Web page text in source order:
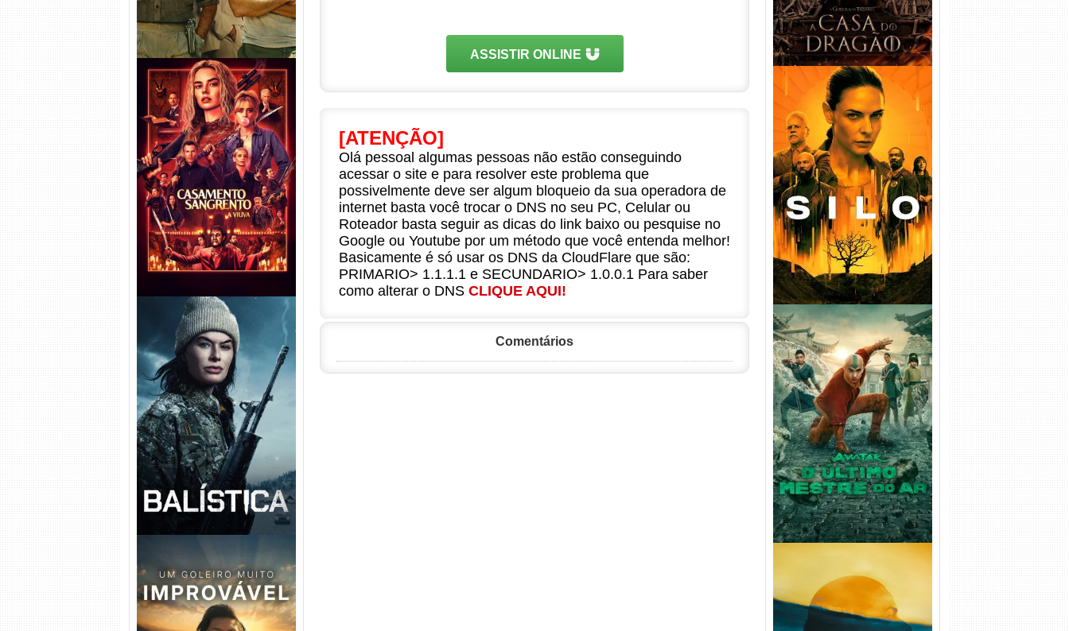
ASSISTIR ONLINE
[ATENÇÃO]
Olá pessoal algumas pessoas não estão conseguindo
acessar o site e para resolver este problema que
possivelmente deve ser algum bloqueio da sua operadora de
internet basta você trocar o DNS no seu PC, Celular ou
Roteador basta seguir as dicas do link baixo ou pesquise no
Google ou Youtube por um método que você entenda melhor!
Basicamente é só usar os DNS da CloudFlare que são:
PRIMARIO> 1.1.1.1 e SECUNDARIO> 1.0.0.1 Para saber
como alterar o DNS CLIQUE AQUI!
Comentários
Casamento Sangrento: A
Viúva Torrent (2026) WEB-DL
720p/1080p/4K Dual Áudio
Balística Torrent (2025) WEB-
DL 1080p Dual Áudio
Silo 1ª Temporada Torrent
(2023) WEB-DL
720p/1080p/4K Dual Áudio
Avatar: O Último Mestre do
Ar 2ª Temporada Torrent
(2026) WEB-DL 1080p Dual
Áudio